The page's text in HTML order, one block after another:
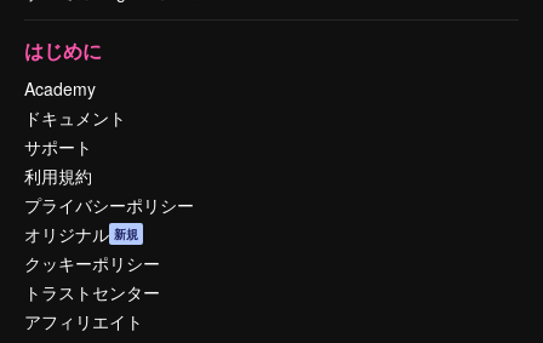
はじめに
Academy
ドキュメント
サポート
利用規約
プライバシーポリシー
オリジナル 新規
クッキーポリシー
トラストセンター
アフィリエイト